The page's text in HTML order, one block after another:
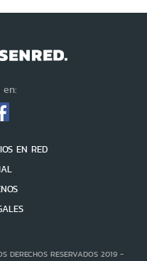
en:
EN RED
DERECHOS RESERVADOS 2019 -